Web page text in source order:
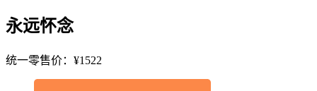
永远怀念
统一零售价： ¥1522